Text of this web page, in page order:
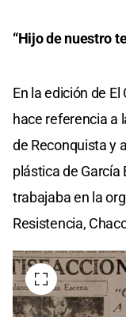
“Hijo de nuestro
En la edición de
hace referencia a
de Reconquista y
plástica de
trabajaba en la
Resistencia,